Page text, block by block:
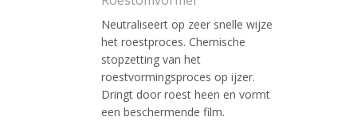
Neutraliseert op zeer snelle wijze
het roestproces. Chemische
stopzetting van het
roestvormingsproces op ijzer.
Dringt door roest heen en vormt
een beschermende film.